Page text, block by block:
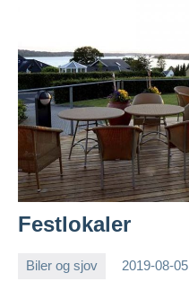
Festlokaler
Biler og sjov 2019-08-05